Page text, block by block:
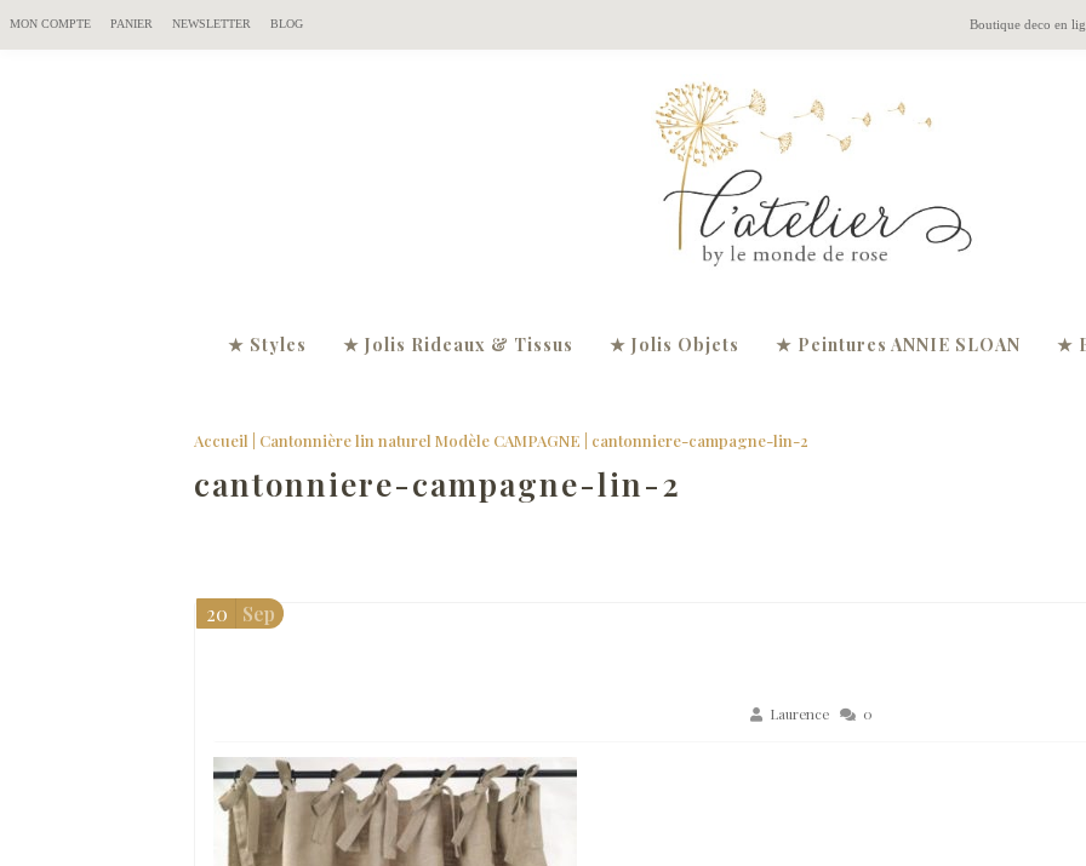
Boutique deco en
MON COMPTE PANIER NEWSLETTER BLOG
★ Styles ★ Jolis Rideaux & Tissus ★ Jolis Objets ★ Peintures ANNIE SLOAN ★
Accueil Cantonnière lin naturel Modèle CAMPAGNE cantonniere-campagne-lin-2
cantonniere-campagne-lin-2
Laurence 0
20 Sep